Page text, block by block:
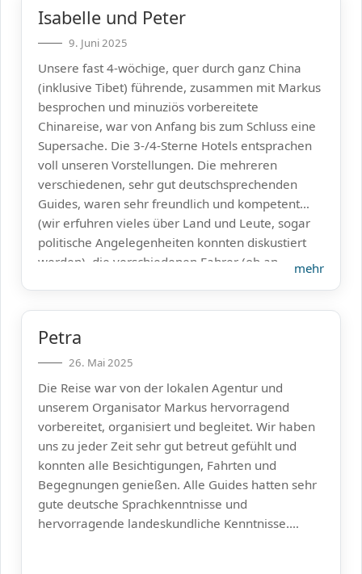
Isabelle und Peter
9. Juni 2025
Unsere fast 4-wöchige, quer durch ganz China
(inklusive Tibet) führende, zusammen mit Markus
besprochen und minuziös vorbereitete
Chinareise, war von Anfang bis zum Schluss eine
Supersache. Die 3-/4-Sterne Hotels entsprachen
voll unseren Vorstellungen. Die mehreren
verschiedenen, sehr gut deutschsprechenden
Guides, waren sehr freundlich und kompetent
(wir erfuhren vieles über Land und Leute, sogar
politische Angelegenheiten konnten diskustiert
werden), die verschiedenen Fahrer (ob an
Markus jederzeit erreichbar – sogar eine
kurzfristig nötig gewesene, zweitägige
kürzester Zeit zu unserer vollsten Zufriedenheit
erledigt. Alle Sehenswürdigkeiten und
angepriesenen Higlights entsprachen voll und
ganz dem Erwarteten.
Für uns war es eine sehr abwechlsungsreiche,
tolle Reise.
Nochmals herzlichen Dank an Markus und seine
Helfenden.
mehr
Petra
26. Mai 2025
Die Reise war von der lokalen Agentur und
unserem Organisator Markus hervorragend
vorbereitet, organisiert und begleitet. Wir haben
uns zu jeder Zeit sehr gut betreut gefühlt und
konnten alle Besichtigungen, Fahrten und
Begegnungen genießen. Alle Guides hatten sehr
gute deutsche Sprachkenntnisse und
hervorragende landeskundliche Kenntnisse.